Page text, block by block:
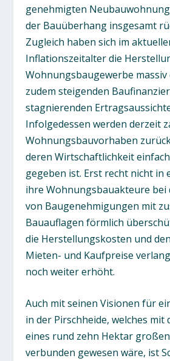
genehmigten
der Bauüberhang insgesamt
Zugleich haben sich im
Inflationszeitalter die
Wohnungsbaugewerbe
zudem steigenden
stagnierenden
Infolgedessen werden derzeit
Wohnungsbauvorhaben
deren Wirtschaftlichkeit
gegeben ist. Erst recht nicht in
ihre Wohnungsbauakteure bei
von Baugenehmigungen mit
Bauauflagen förmlich
die Herstellungskosten und
Mieten- und Kaufpreise
noch weiter erhöht.
Auch mit seinen Visionen für
in der Pirschheide, welches mit
eines rund zehn Hektar
verbunden gewesen wäre, ist